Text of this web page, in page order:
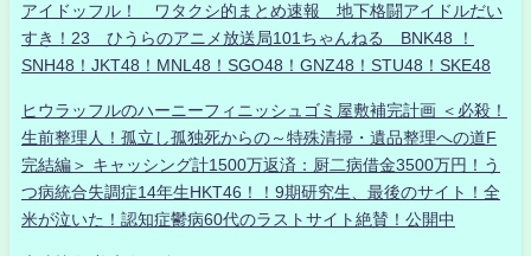
アイドッフル！ ワタクシ的まとめ速報 地下格闘アイドルだい
すき！23 ひうらのアニメ放送局101ちゃんねる BNK48 ！
SNH48！JKT48！MNL48！SGO48！GNZ48！STU48！SKE48
ヒウラッフルのハーニーフィニッシュゴミ屋敷補完計画 ＜必殺！
生前整理人！孤立し孤独死からの～特殊清掃・遺品整理への道F
完結編＞ キャッシング計1500万返済：厨二病借金3500万円！う
つ病統合失調症14年生HKT46！！9期研究生、最後のサイト！全
米が泣いた！認知症鬱病60代のラストサイト絶賛！公開中